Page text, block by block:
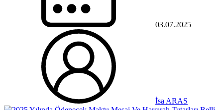
03.07.2025
İsa ARAS